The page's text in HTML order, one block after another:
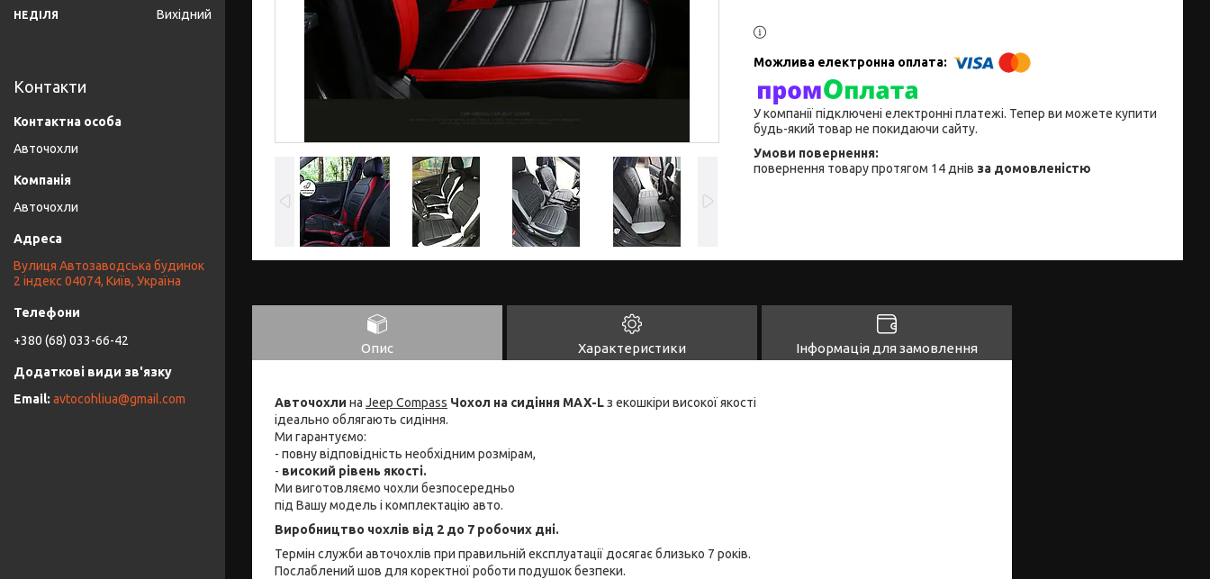
У компанії підключені електронні платежі. Тепер ви можете купити
будь-який товар не покидаючи сайту.
повернення товару протягом 14 днів за домовленістю
Опис Характеристики Інформація для замовлення
Авточохли на Jeep Compass Чохол на сидіння MAX-Lз екошкіри високої якості
ідеально облягають сидіння.
Ми гарантуємо:
- повну відповідність необхідним розмірам,
- високий рівень якості.
Ми виготовляємо чохли безпосередньо
під Вашу модель і комплектацію авто.
Виробництво чохлів від 2 до 7 робочих дні.
Термін служби авточохлів при правильній експлуатації досягає близько 7 років.
Послаблений шов для коректної роботи подушок безпеки.
НЕДІЛЯ Вихідний
Контакти
Авточохли
Авточохли
Вулиця Автозаводська будинок
2 індекс 04074, Київ, Україна
+380 (68) 033-66-42
avtocohliua@gmail.com